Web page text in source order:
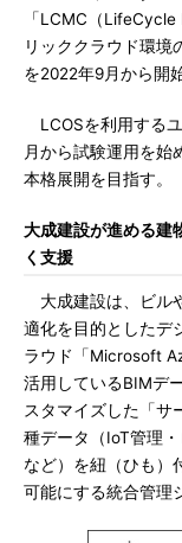
「LCMC（
リッククラウド環境
を2022年9月から開
LCOSを利用する
月から試験運用を始
本格展開を目指す。
大成建設が進める建
く支援
大成建設は、ビル
適化を目的としたデ
ラウド「Microsoft
活用しているBIMデ
スタマイズした「サ
種データ（IoT管理
など）を紐（ひも）
可能にする統合管理